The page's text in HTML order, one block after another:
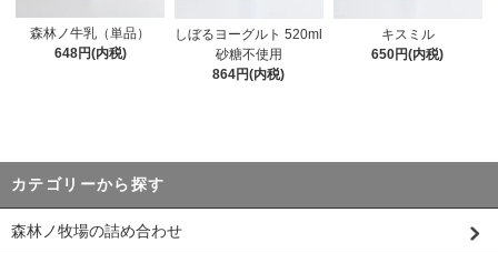
森林ノ牛乳（単品）
648円(内税)
しぼるヨーグルト 520ml
砂糖不使用
864円(内税)
キスミル
650円(内税)
カテゴリーから探す
森林ノ牧場の詰め合わせ